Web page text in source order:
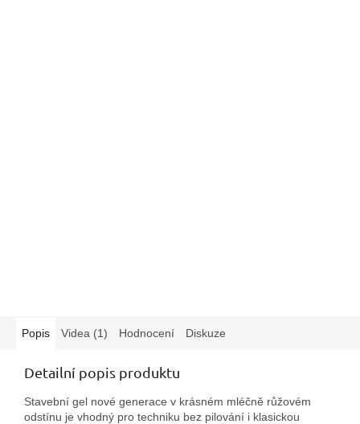
Popis Videa (1) Hodnocení Diskuze
Detailní popis produktu
Stavební gel nové generace v krásném mléčně růžovém
odstínu je vhodný pro techniku bez pilování i klasickou